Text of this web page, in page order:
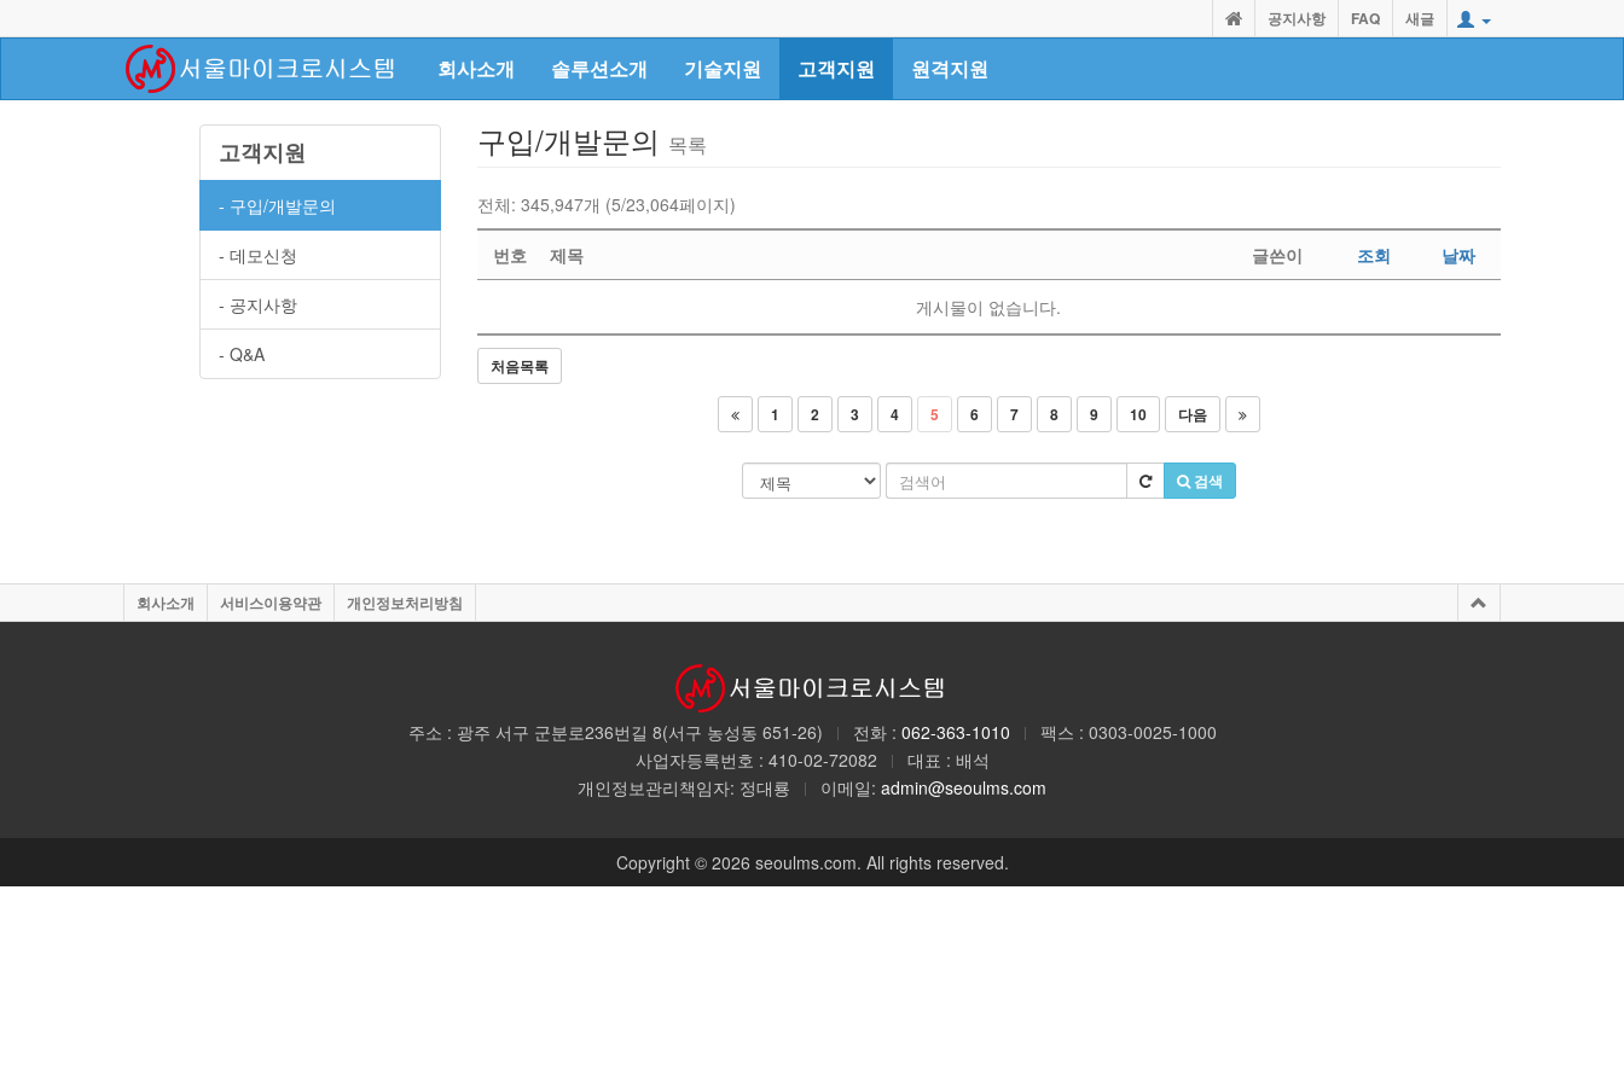
공지사항 FAQ 새글
>
회사소개 솔루션소개 기술지원 고객지원 원격지원
구입/개발문의 목록
전체: 345,947개 (5/23,064페이지)
번호 제목 글쓴이 조회 날짜
게시물이 없습니다.
처음목록
1 2 3 4 5 6 7 8 9 10 다음
검색
고객지원
- 구입/개발문의
- 데모신청
- 공지사항
- Q&A
회사소개 서비스이용약관 개인정보처리방침
주소 : 광주 서구 군분로236번길 8(서구 농성동 651-26) | 전화 : 062-363-1010 |
팩스 : 0303-0025-1000
사업자등록번호 : 410-02-72082
|
대표 : 배석
개인정보관리책임자: 정대룡
| 이메일: admin@seoulms.com
Copyright © 2026 seoulms.com. All rights reserved.